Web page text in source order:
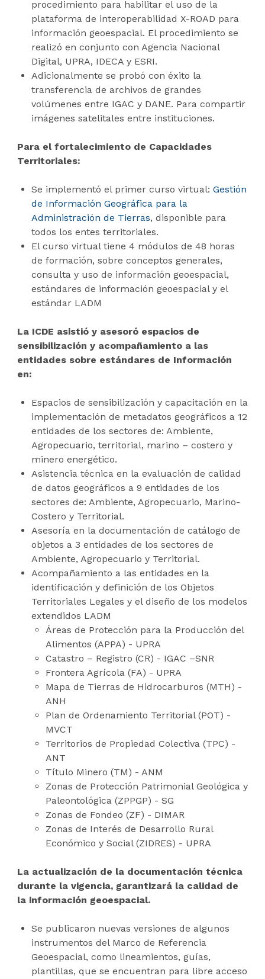
procedimiento para habilitar el uso de la
plataforma de interoperabilidad X-ROAD para
información geoespacial. El procedimiento se
realizó en conjunto con Agencia Nacional
Digital, UPRA, IDECA y ESRI.
Adicionalmente se probó con éxito la
transferencia de archivos de grandes
volúmenes entre IGAC y DANE. Para compartir
imágenes satelitales entre instituciones.
Para el fortalecimiento de Capacidades
Territoriales:
Se implementó el primer curso virtual: Gestión
de Información Geográfica para la
Administración de Tierras, disponible para
todos los entes territoriales.
El curso virtual tiene 4 módulos de 48 horas
de formación, sobre conceptos generales,
consulta y uso de información geoespacial,
estándares de información geoespacial y el
estándar LADM
La ICDE asistió y asesoró espacios de
sensibilización y acompañamiento a las
entidades sobre estándares de Información
en:
Espacios de sensibilización y capacitación en la
implementación de metadatos geográficos a 12
entidades de los sectores de: Ambiente,
Agropecuario, territorial, marino – costero y
minero energético.
Asistencia técnica en la evaluación de calidad
de datos geográficos a 9 entidades de los
sectores de: Ambiente, Agropecuario, Marino-
Costero y Territorial.
Asesoría en la documentación de catálogo de
objetos a 3 entidades de los sectores de
Ambiente, Agropecuario y Territorial.
Acompañamiento a las entidades en la
identificación y definición de los Objetos
Territoriales Legales y el diseño de los modelos
extendidos LADM
Áreas de Protección para la Producción del
Alimentos (APPA) - UPRA
Catastro – Registro (CR) - IGAC –SNR
Frontera Agrícola (FA) - UPRA
Mapa de Tierras de Hidrocarburos (MTH) -
ANH
Plan de Ordenamiento Territorial (POT) -
MVCT
Territorios de Propiedad Colectiva (TPC) -
ANT
Título Minero (TM) - ANM
Zonas de Protección Patrimonial Geológica y
Paleontológica (ZPPGP) - SG
Zonas de Fondeo (ZF) - DIMAR
Zonas de Interés de Desarrollo Rural
Económico y Social (ZIDRES) - UPRA
La actualización de la documentación técnica
durante la vigencia, garantizará la calidad de
la información geoespacial.
Se publicaron nuevas versiones de algunos
instrumentos del Marco de Referencia
Geoespacial, como lineamientos, guías,
plantillas, que se encuentran para libre acceso